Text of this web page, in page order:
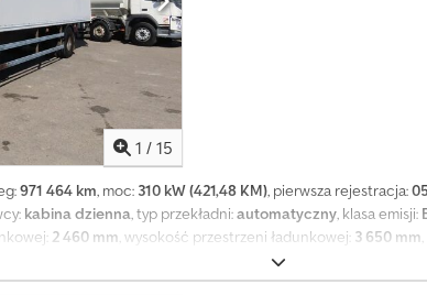
1 / 15
971 464 km, moc: 310 kW (421,48 KM), pierwsza rejestracja:
kabina dzienna, typ przekładni:automatyczny, klasa emisji:
2 460 mm, wysokość przestrzeni ładunkowej: 3 650 mm
ogrzewanie postojowe, retarder, spojler, windy
- Wzmacniacz siły hamowania Dcodpfx Ajzrmv Hen Nok -